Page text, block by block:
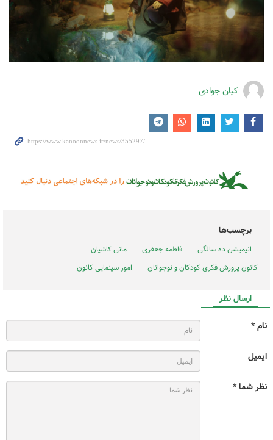
کیان جوادی
برچسب‌ها
انیمیشن ده سالگی فاطمه جعفری
مانی کاشیان
کانون پرورش فکری کودکان و نوجوانان
امور سینمایی کانون
ارسال نظر
نام *
ایمیل
نظر شما *